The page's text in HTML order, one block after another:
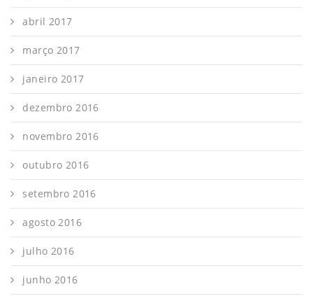
abril 2017
março 2017
janeiro 2017
dezembro 2016
novembro 2016
outubro 2016
setembro 2016
agosto 2016
julho 2016
junho 2016